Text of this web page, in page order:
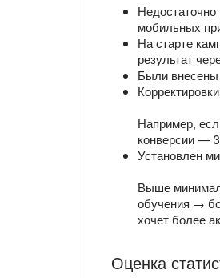
мобильных
На старте
результат
Были внесены
Например,
конверсии —
Установлен
Выше
обучения →
хочет более
Оценка